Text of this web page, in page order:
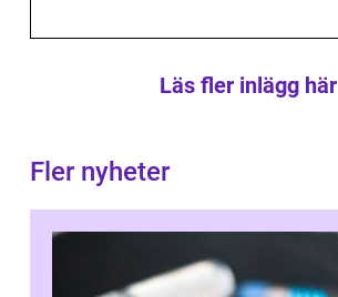
Läs fler inlägg här
Fler nyheter